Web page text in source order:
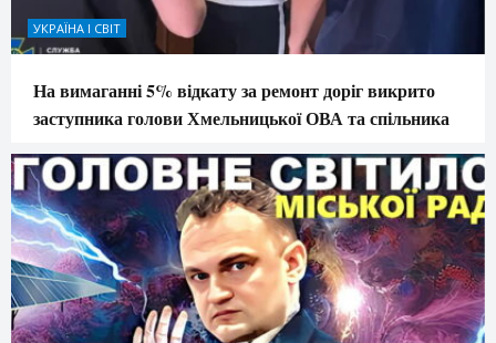
УКРАЇНА І СВІТ
На вимаганні 5% відкату за ремонт доріг викрито
заступника голови Хмельницької ОВА та спільника